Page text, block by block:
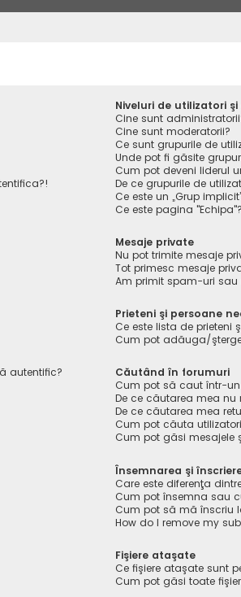
autentific?
Niveluri de utilizatori
Cine sunt
Cine sunt moderatorii?
Ce sunt grupurile de
Unde pot fi găsite
Cum pot deveni liderul
De ce grupurile de
Ce este un „Grup
Ce este pagina "Echipa"?
Mesaje private
Nu pot trimite mesaje
Tot primesc mesaje
Am primit spam-uri
Prieteni şi persoane
Ce este lista de prieteni
Cum pot adăuga/şterge
Căutând în forumuri
Cum pot să caut într-
De ce căutarea mea nu
De ce căutarea mea
Cum pot căuta
Cum pot găsi mesajele
Însemnarea şi
Care este diferenţa
Cum pot însemna sau
Cum pot să mă înscriu
How do I remove my
Fişiere ataşate
Ce fişiere ataşate sunt
Cum pot găsi toate